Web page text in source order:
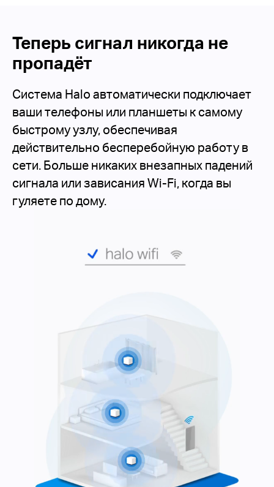
Теперь сигнал никогда не
пропадёт
Система Halo автоматически подключает
ваши телефоны или планшеты к самому
быстрому узлу, обеспечивая
действительно бесперебойную работу в
сети. Больше никаких внезапных падений
сигнала или зависания Wi-Fi, когда вы
гуляете по дому.